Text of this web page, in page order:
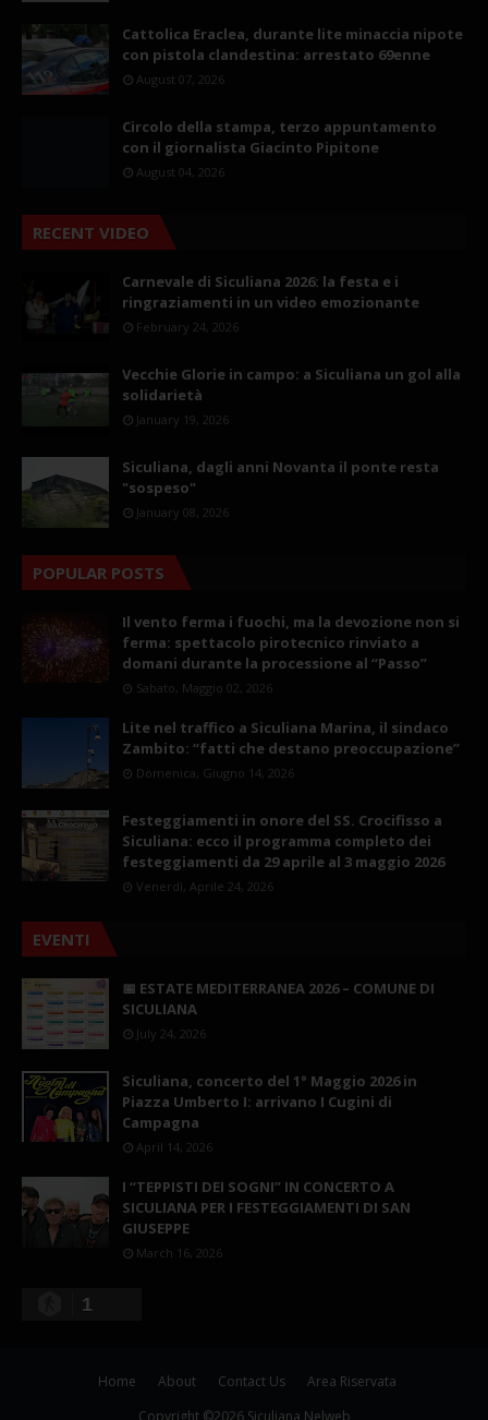
Cattolica Eraclea, durante lite minaccia nipote
con pistola clandestina: arrestato 69enne
August 07, 2026
Circolo della stampa, terzo appuntamento
con il giornalista Giacinto Pipitone
August 04, 2026
RECENT VIDEO
Carnevale di Siculiana 2026: la festa e i
ringraziamenti in un video emozionante
February 24, 2026
Vecchie Glorie in campo: a Siculiana un gol alla
solidarietà
January 19, 2026
Siculiana, dagli anni Novanta il ponte resta
"sospeso"
January 08, 2026
POPULAR POSTS
Il vento ferma i fuochi, ma la devozione non si
ferma: spettacolo pirotecnico rinviato a
domani durante la processione al “Passo”
Sabato, Maggio 02, 2026
Lite nel traffico a Siculiana Marina, il sindaco
Zambito: “fatti che destano preoccupazione”
Domenica, Giugno 14, 2026
Festeggiamenti in onore del SS. Crocifisso a
Siculiana: ecco il programma completo dei
festeggiamenti da 29 aprile al 3 maggio 2026
Venerdì, Aprile 24, 2026
EVENTI
📅 ESTATE MEDITERRANEA 2026 – COMUNE DI
SICULIANA
July 24, 2026
Siculiana, concerto del 1° Maggio 2026 in
Piazza Umberto I: arrivano I Cugini di
Campagna
April 14, 2026
I “TEPPISTI DEI SOGNI” IN CONCERTO A
SICULIANA PER I FESTEGGIAMENTI DI SAN
GIUSEPPE
March 16, 2026
1
Home About Contact Us
Area Riservata
Copyright ©2026 Siculiana Nelweb